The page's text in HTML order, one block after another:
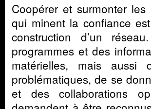
Coopérer et surmonter
qui minent la confiance
construction d’un
programmes et des
matérielles, mais aussi
problématiques, de se
et des collaborations